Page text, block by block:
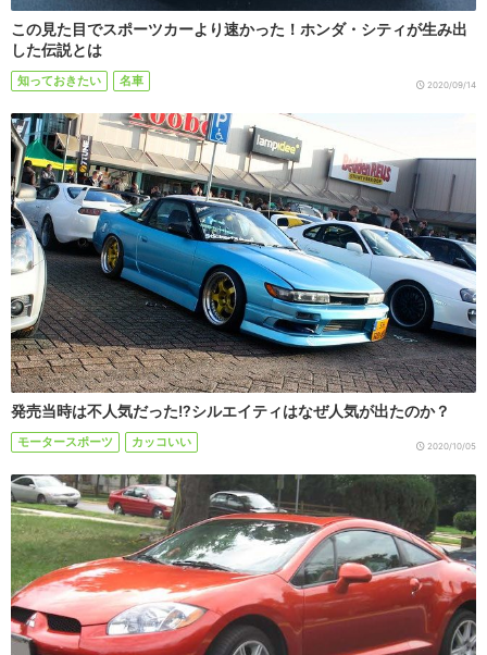
この見た目でスポーツカーより速かった！ホンダ・シティが生み出
した伝説とは
知っておきたい 名車 2020/09/14
発売当時は不人気だった!?シルエイティはなぜ人気が出たのか？
モータースポーツ カッコいい 2020/10/05